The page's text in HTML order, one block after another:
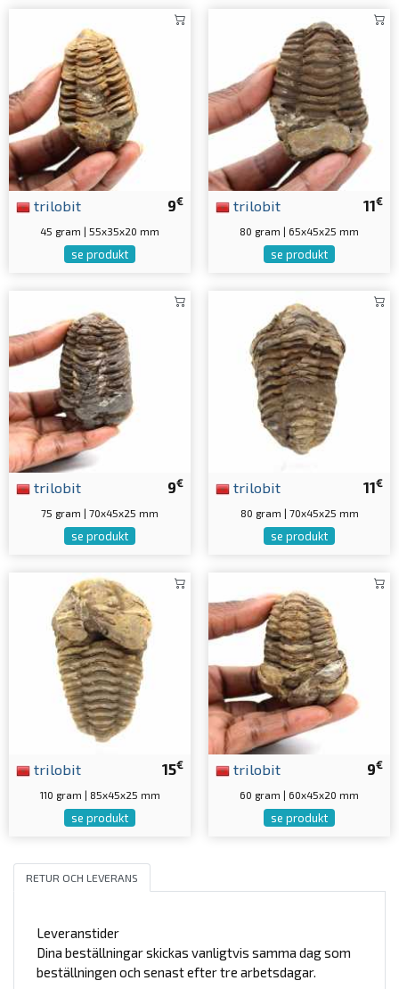
9€
trilobit
45 gram | 55x35x20 mm
se produkt
11€
trilobit
80 gram | 65x45x25 mm
se produkt
9€
trilobit
75 gram | 70x45x25 mm
se produkt
11€
trilobit
80 gram | 70x45x25 mm
se produkt
15€
trilobit
110 gram | 85x45x25 mm
se produkt
9€
trilobit
60 gram | 60x45x20 mm
se produkt
RETUR OCH LEVERANS
Leveranstider
Dina beställningar skickas vanligtvis samma dag som
beställningen och senast efter tre arbetsdagar.